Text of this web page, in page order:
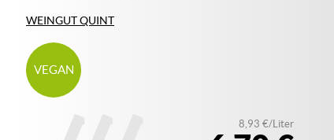
WEINGUT QUINT
VEGAN
8,93 €/Liter